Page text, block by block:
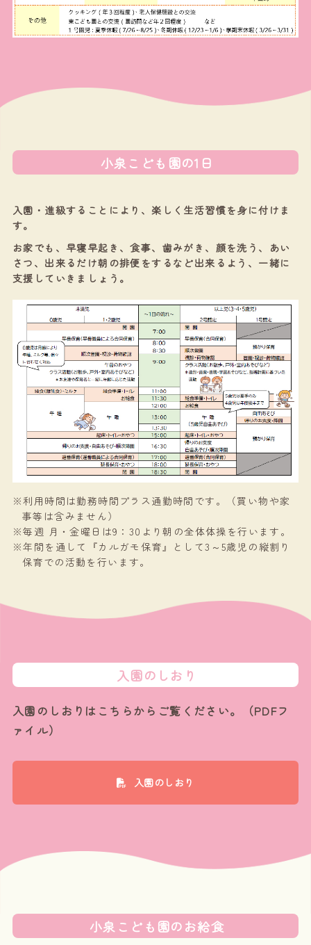
小泉こども園の1日
入園・進級することにより、楽しく生活習慣を身に付けま
す。
お家でも、早寝早起き、食事、歯みがき、顔を洗う、あい
さつ、出来るだけ朝の排便をするなど出来るよう、一緒に
支援していきましょう。
※利用時間は勤務時間プラス通勤時間です。（買い物や家
事等は含みません）
※毎週 月・金曜日は9：30より朝の全体体操を行います。
※年間を通して『カルガモ保育』として3～5歳児の縦割り
保育での活動を行います。
入園のしおり
入園のしおりはこちらからご覧ください。（PDFフ
ァイル）
入園のしおり
小泉こども園のお給食